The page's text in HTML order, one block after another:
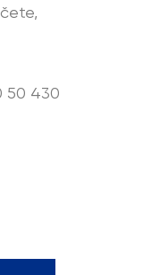
50 430